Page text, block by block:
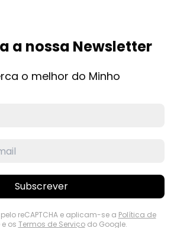
a nossa Newsletter
o melhor do Minho
Subscrever
reCAPTCHA e aplicam-se a Política de
e os Termos de Serviçodo Google.